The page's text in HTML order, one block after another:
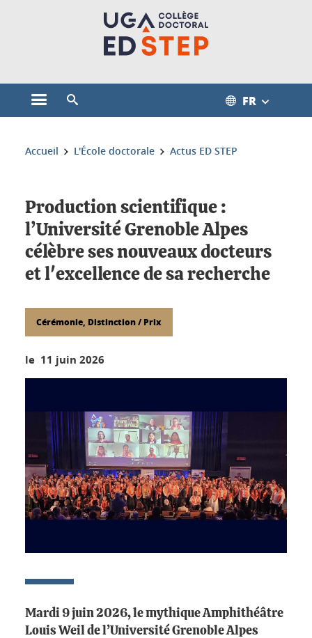
Ouvrir le menu principal FR
Vous êtes ici :
Accueil L'École doctorale Actus ED STEP
Production scientifique :
l’Université Grenoble Alpes
célèbre ses nouveaux docteurs
et l'excellence de sa recherche
Cérémonie, Distinction / Prix
le 11 juin 2026
Mardi 9 juin 2026, le mythique Amphithéâtre
Louis Weil de l’Université Grenoble Alpes